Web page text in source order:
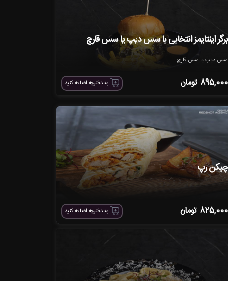
برگر اینتایمز انتخابی با سس دیپ یا سس قارچ
سس دیپ یا سس قارچ
895,000 تومان به دفترچه اضافه کنید
چیکن رپ
825,000 تومان به دفترچه اضافه کنید